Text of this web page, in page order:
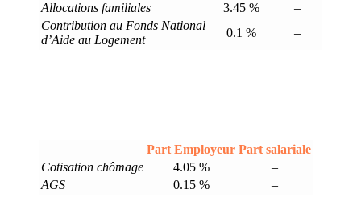
Allocations familiales
3.45 %
–
Contribution au Fonds National
d’Aide au Logement
0.1 % –
Part Employeur Part salariale
Cotisation chômage
4.05 %
–
AGS
0.15 % –